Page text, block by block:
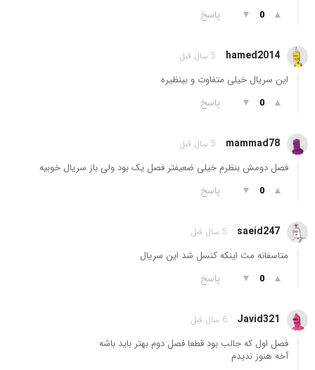
▲
0
▼ پاسخ
hamed2014 5 سال قبل
این سریال خیلی متفاوت و بینظیره
▲
0
▼ پاسخ
mammad78 5 سال قبل
فصل دومش بنظرم خیلی ضعیفتر فصل یک بود ولی باز سریال خوبیه
▲
0
▼ پاسخ
saeid247 5 سال قبل
متاسفانه مث اینکه کنسل شد این سریال
▲
0
▼ پاسخ
Javid321 6 سال قبل
فصل اول که جالب بود قطعا فصل دوم بهتر باید باشه
آخه هنوز ندیدم